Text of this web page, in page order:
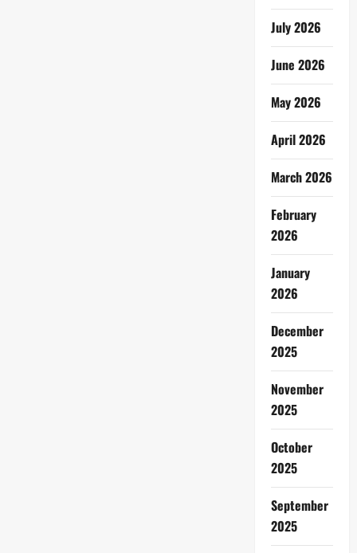
July 2026
June 2026
May 2026
April 2026
March 2026
February
2026
January
2026
December
2025
November
2025
October
2025
September
2025